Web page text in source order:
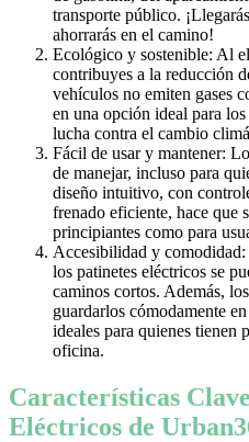
transporte público.
ahorrarás en el camino!
Ecológico y sostenible: Al
contribuyes a la reducción
vehículos no emiten gases
en una opción ideal para
lucha contra el cambio
Fácil de usar y mantener:
de manejar, incluso para
diseño intuitivo, con
frenado eficiente, hace que
principiantes como para
Accesibilidad y comodidad:
los patinetes eléctricos se
caminos cortos. Además,
guardarlos cómodamente
ideales para quienes tienen
oficina.
Características
Eléctricos de